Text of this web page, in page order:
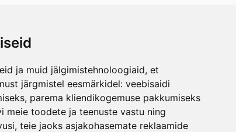
ja muid jälgimistehnoloogiaid, et
järgmistel eesmärkidel: veebisaidi
, parema kliendikogemuse pakkumiseks
meie toodete ja teenuste vastu ning
, teie jaoks asjakohasemate reklaamide